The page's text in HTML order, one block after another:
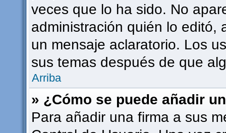
veces que lo ha sido. No
administración quién lo editó,
un mensaje aclaratorio. Los
sus temas después de que
Arriba
» ¿Cómo se puede añadir
Para añadir una firma a sus